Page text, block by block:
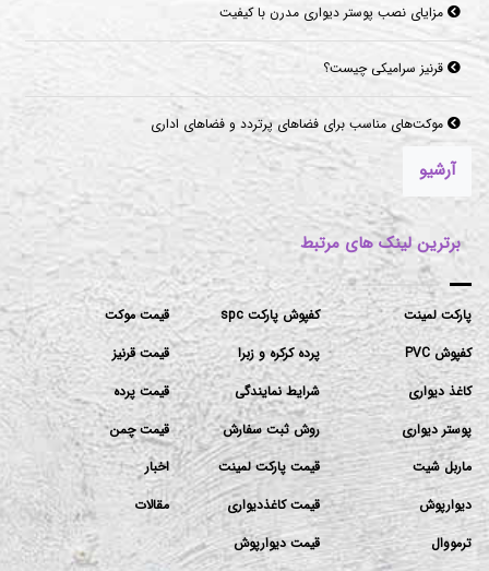
مزایای نصب پوستر دیواری مدرن با کیفیت
قرنیز سرامیکی چیست؟
موکت‌های مناسب برای فضاهای پرتردد و فضاهای اداری
آرشیو
برترین لینک های مرتبط
پارکت لمینت
کفپوش PVC
کاغذ دیواری
پوستر دیواری
ماربل شیت
دیوارپوش
ترمووال
کفپوش پارکت spc
پرده کرکره و زبرا
شرایط نمایندگی
روش ثبت سفارش
قیمت پارکت لمینت
قیمت کاغذدیواری
قیمت دیوارپوش
قیمت موکت
قیمت قرنیز
قیمت پرده
قیمت چمن
اخبار
مقالات